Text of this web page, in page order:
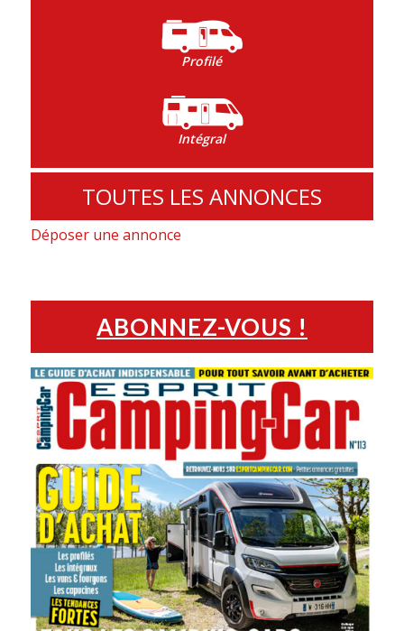
Profilé
Intégral
TOUTES LES ANNONCES
Déposer une annonce
ABONNEZ-VOUS !